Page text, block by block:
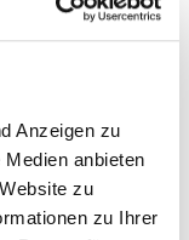
Anzeigen zu
anbieten
zu
zu Ihrer
ob Geduld und
für
und
interessieren
möchten.
zur Geduld